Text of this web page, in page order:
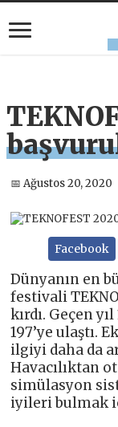
📅 Ağustos 20, 2020
Facebook
Dünyanın en
festivali
kırdı. Geçen
197’ye ulaştı.
ilgiyi daha da
Havacılıktan
simülasyon
iyileri bulmak